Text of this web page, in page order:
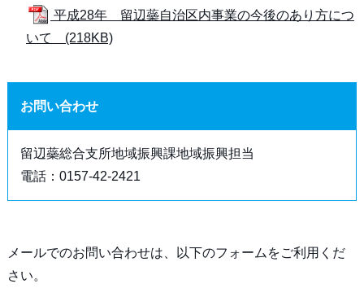
平成28年 留辺蘂自治区内事業の今後のあり方につ
いて (218KB)
お問い合わせ
留辺蘂総合支所地域振興課地域振興担当
電話：0157-42-2421
メールでのお問い合わせは、以下のフォームをご利用くだ
さい。